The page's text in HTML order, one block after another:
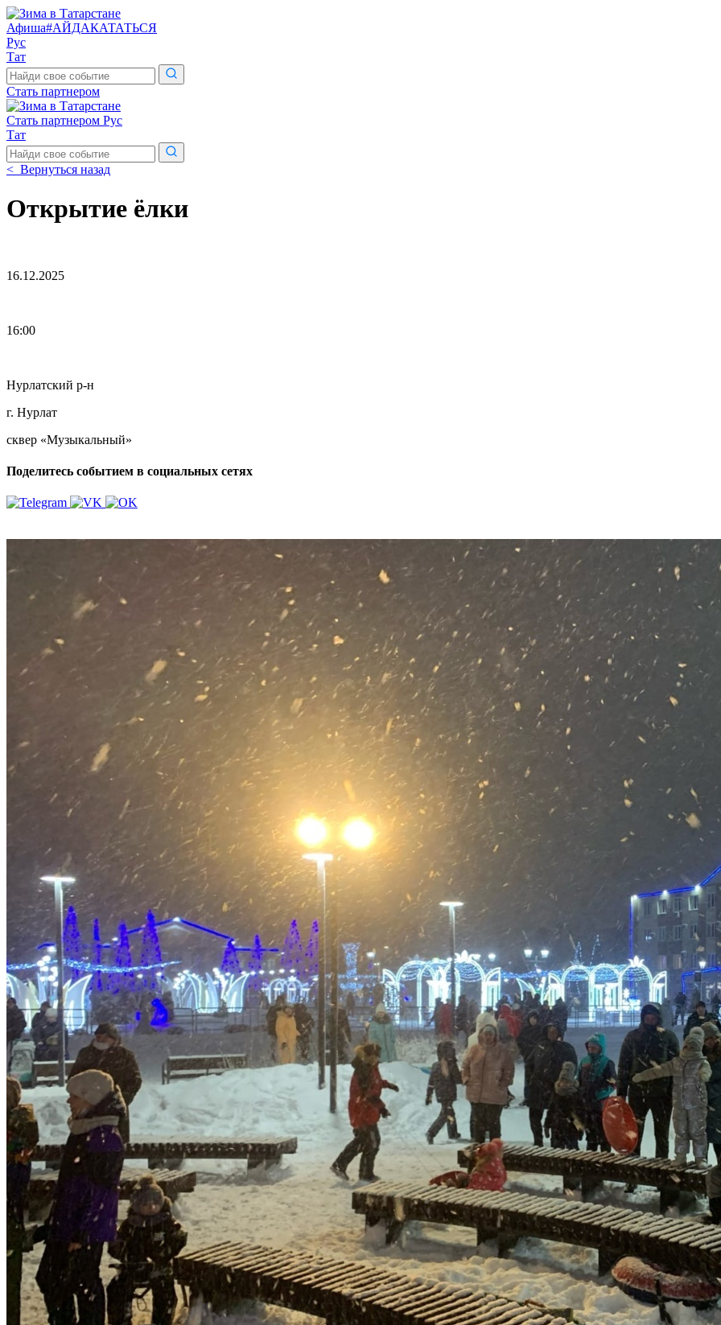
Афиша#АЙДАКАТАТЬСЯ
Рус
Тат
Поиск
по
сайту
Стать партнером
Стать партнером Рус
Тат
Поиск
по
сайту
< Вернуться назад
Открытие ёлки
16.12.2025
16:00
Нурлатский р-н
г. Нурлат
сквер «Музыкальный»
Поделитесь событием в социальных сетях